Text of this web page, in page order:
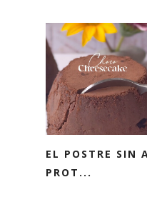
EL POSTRE SIN
PROT...